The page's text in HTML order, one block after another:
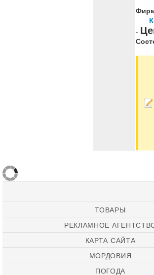
-
ТОВАРЫ
РЕКЛАМНОЕ
КАРТА САЙТА
МОРДОВИЯ
ПОГОДА